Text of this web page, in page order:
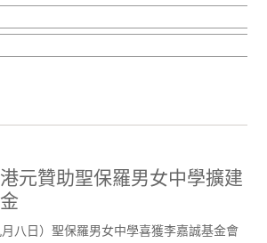
元贊助聖保羅男女中學擴建
月八日）聖保羅男女中學喜獲李嘉誠基金會